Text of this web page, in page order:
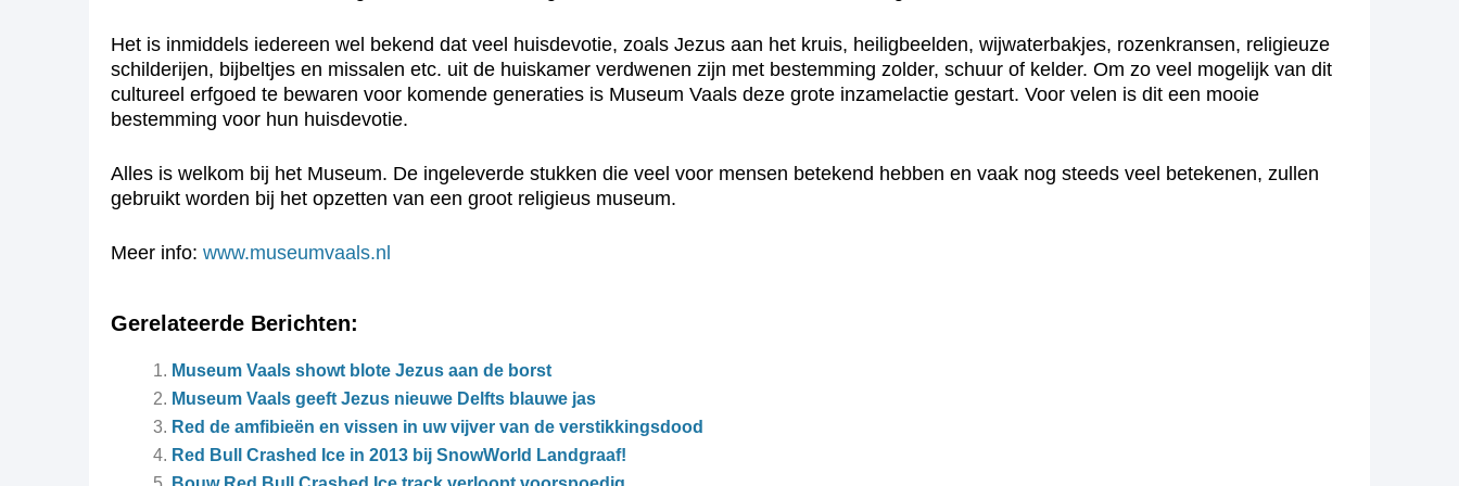
Het is inmiddels iedereen wel bekend dat veel huisdevotie, zoals Jezus aan het kruis, heiligbeelden, wijwaterbakjes, rozenkransen, religieuze
schilderijen, bijbeltjes en missalen etc. uit de huiskamer verdwenen zijn met bestemming zolder, schuur of kelder. Om zo veel mogelijk van dit
cultureel erfgoed te bewaren voor komende generaties is Museum Vaals deze grote inzamelactie gestart. Voor velen is dit een mooie
bestemming voor hun huisdevotie.
Alles is welkom bij het Museum. De ingeleverde stukken die veel voor mensen betekend hebben en vaak nog steeds veel betekenen, zullen
gebruikt worden bij het opzetten van een groot religieus museum.
Meer info: www.museumvaals.nl
Gerelateerde Berichten:
Museum Vaals showt blote Jezus aan de borst
Museum Vaals geeft Jezus nieuwe Delfts blauwe jas
Red de amfibieën en vissen in uw vijver van de verstikkingsdood
Red Bull Crashed Ice in 2013 bij SnowWorld Landgraaf!